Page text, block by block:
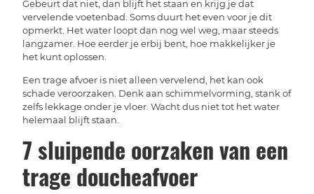
Gebeurt dat niet, dan blijft het staan en krijg je dat
vervelende voetenbad. Soms duurt het even voor je dit
opmerkt. Het water loopt dan nog wel weg, maar steeds
langzamer. Hoe eerder je erbij bent, hoe makkelijker je
het kunt oplossen.
Een trage afvoer is niet alleen vervelend, het kan ook
schade veroorzaken. Denk aan schimmelvorming, stank of
zelfs lekkage onder je vloer. Wacht dus niet tot het water
helemaal blijft staan.
7 sluipende oorzaken van een
trage doucheafvoer